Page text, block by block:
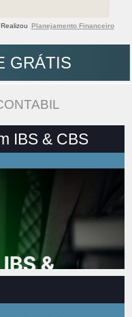
Realizou Planejamento Financeiro
GRÁTIS
IBS & CBS